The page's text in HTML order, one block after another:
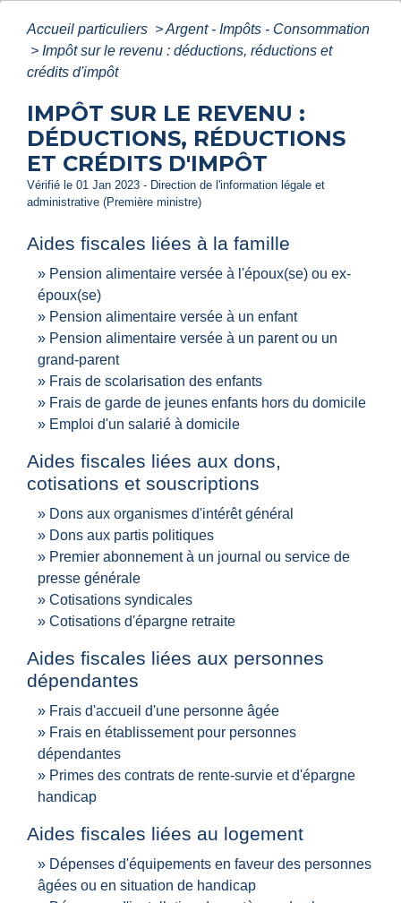
Accueil particuliers >Argent - Impôts - Consommation
> Impôt sur le revenu : déductions, réductions et
crédits d'impôt
IMPÔT SUR LE REVENU :
DÉDUCTIONS, RÉDUCTIONS
ET CRÉDITS D'IMPÔT
Vérifié le 01 Jan 2023 - Direction de l'information légale et
administrative (Première ministre)
Aides fiscales liées à la famille
Pension alimentaire versée à l'époux(se) ou ex-
époux(se)
Pension alimentaire versée à un enfant
Pension alimentaire versée à un parent ou un
grand-parent
Frais de scolarisation des enfants
Frais de garde de jeunes enfants hors du domicile
Emploi d'un salarié à domicile
Aides fiscales liées aux dons,
cotisations et souscriptions
Dons aux organismes d'intérêt général
Dons aux partis politiques
Premier abonnement à un journal ou service de
presse générale
Cotisations syndicales
Cotisations d'épargne retraite
Aides fiscales liées aux personnes
dépendantes
Frais d'accueil d'une personne âgée
Frais en établissement pour personnes
dépendantes
Primes des contrats de rente-survie et d'épargne
handicap
Aides fiscales liées au logement
Dépenses d'équipements en faveur des personnes
âgées ou en situation de handicap